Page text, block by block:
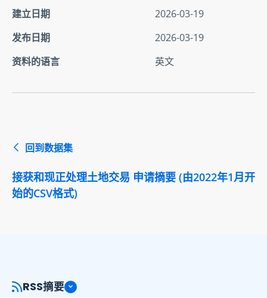
建立日期
2026-03-19
发布日期
2026-03-19
资料的语言
英文
回到数据集
接获和现正处理土地交易 申请摘要 (由2022年1月开
始的CSV格式)
RSS摘要